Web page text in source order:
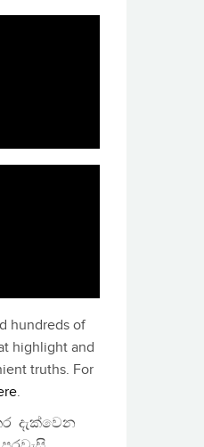
hundreds of
highlight and
truths. For
.
දැක්වෙන